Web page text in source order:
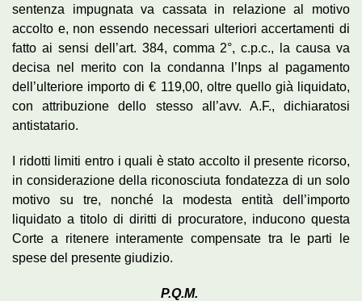
sentenza impugnata va cassata in relazione al motivo
accolto e, non essendo necessari ulteriori accertamenti di
fatto ai sensi dell’art. 384, comma 2°, c.p.c., la causa va
decisa nel merito con la condanna l’Inps al pagamento
dell’ulteriore importo di € 119,00, oltre quello già liquidato,
con attribuzione dello stesso all’avv. A.F., dichiaratosi
antistatario.
I ridotti limiti entro i quali è stato accolto il presente ricorso,
in considerazione della riconosciuta fondatezza di un solo
motivo su tre, nonché la modesta entità dell’importo
liquidato a titolo di diritti di procuratore, inducono questa
Corte a ritenere interamente compensate tra le parti le
spese del presente giudizio.
P.Q.M.